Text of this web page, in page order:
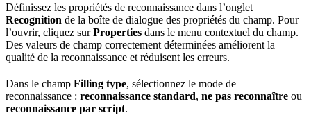
Définissez les propriétés de reconnaissance dans l’onglet
Recognition de la boîte de dialogue des propriétés du champ. Pour
l’ouvrir, cliquez surProperties dans le menu contextuel du champ.
Des valeurs de champ correctement déterminées améliorent la
qualité de la reconnaissance et réduisent les erreurs.
Dans le champ Filling type, sélectionnez le mode de
reconnaissance : reconnaissance standard, ne pas reconnaître ou
reconnaissance par script.